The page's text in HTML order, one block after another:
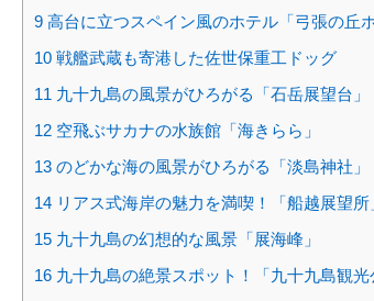
9 高台に立つスペイン風のホテル「弓張の丘ホ
10 戦艦武蔵も寄港した佐世保重工ドッグ
11 九十九島の風景がひろがる「石岳展望台」
12 空飛ぶサカナの水族館「海きらら」
13 のどかな海の風景がひろがる「淡島神社」
14 リアス式海岸の魅力を満喫！「船越展望所
15 九十九島の幻想的な風景「展海峰」
16 九十九島の絶景スポット！「九十九島観光